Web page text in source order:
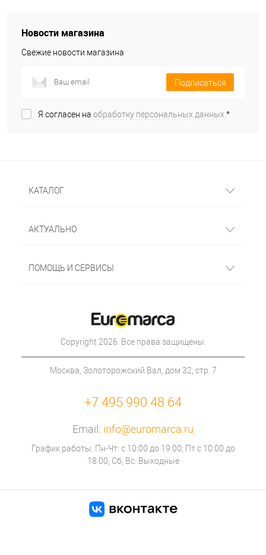
Новости магазина
Свежие новости магазина
Подписаться
Я согласен на обработку персональных данных.*
КАТАЛОГ
АКТУАЛЬНО
ПОМОЩЬ И СЕРВИСЫ
Copyright 2026. Все права защищены.
Москва, Золоторожский Вал, дом 32, стр. 7
+7 495 990 48 64
Email: info@euromarca.ru
График работы: Пн-Чт: с 10:00 до 19:00; Пт с 10:00 до
18:00; Сб, Вс: Выходные